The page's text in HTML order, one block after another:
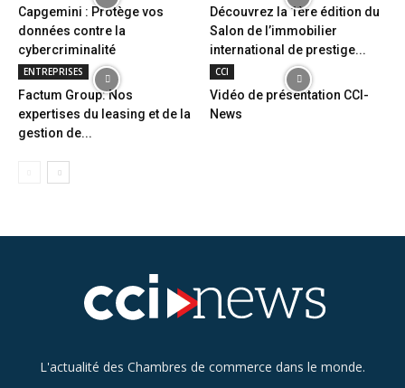
Capgemini : Protège vos
données contre la
cybercriminalité
Découvrez la 1ère édition du
Salon de l’immobilier
international de prestige...
ENTREPRISES
Factum Group: Nos
expertises du leasing et de la
gestion de...
CCI
Vidéo de présentation CCI-
News
L'actualité des Chambres de commerce dans le monde.